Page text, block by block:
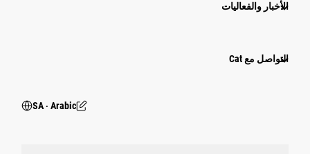
الأخبار والفعاليات
التواصل مع Cat
SA ‧ Arabic